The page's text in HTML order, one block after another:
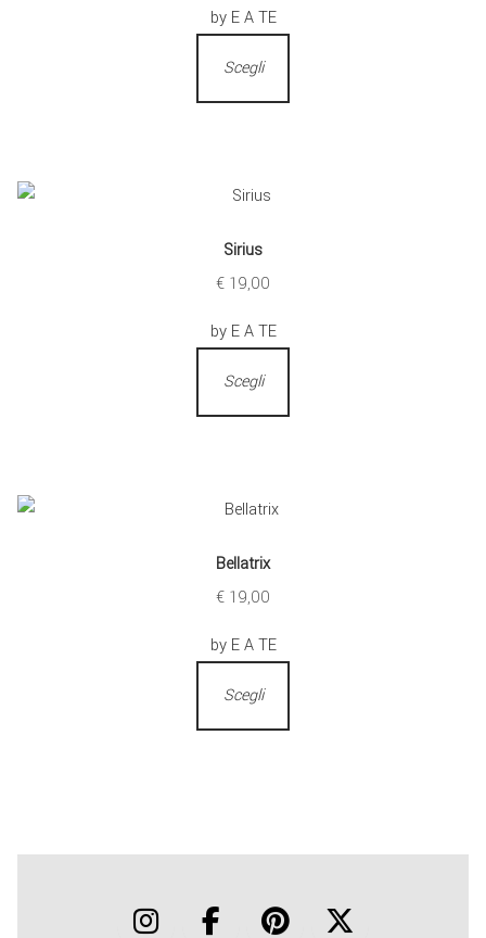
by E A TE
Scegli
Sirius
€ 19,00
by E A TE
Scegli
Bellatrix
€ 19,00
by E A TE
Scegli